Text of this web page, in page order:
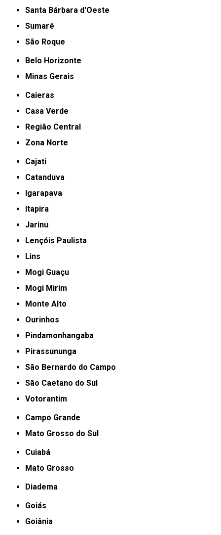
Santa Bárbara d'Oeste
Sumaré
São Roque
Belo Horizonte
Minas Gerais
Caieras
Casa Verde
Região Central
Zona Norte
Cajati
Catanduva
Igarapava
Itapira
Jarinu
Lençóis Paulista
Lins
Mogi Guaçu
Mogi Mirim
Monte Alto
Ourinhos
Pindamonhangaba
Pirassununga
São Bernardo do Campo
São Caetano do Sul
Votorantim
Campo Grande
Mato Grosso do Sul
Cuiabá
Mato Grosso
Diadema
Goiás
Goiânia